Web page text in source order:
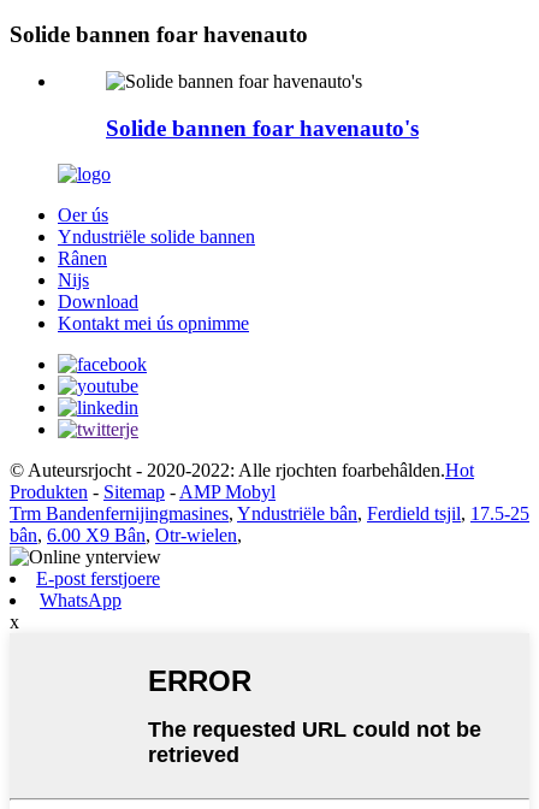
Solide bannen foar havenauto
Solide bannen foar havenauto's
Oer ús
Yndustriële solide bannen
Rânen
Nijs
Download
Kontakt mei ús opnimme
© Auteursrjocht - 2020-2022: Alle rjochten foarbehâlden.Hot
Produkten - Sitemap - AMP Mobyl
Trm Bandenfernijingmasines, Yndustriële bân, Ferdield tsjil, 17.5-25
bân, 6.00 X9 Bân, Otr-wielen,
E-post ferstjoere
WhatsApp
x